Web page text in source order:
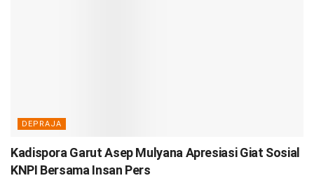
DEPRAJA
Kadispora Garut Asep Mulyana Apresiasi Giat Sosial
KNPI Bersama Insan Pers